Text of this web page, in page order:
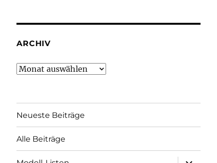
ARCHIV
Archiv
Neueste Beiträge
Alle Beiträge